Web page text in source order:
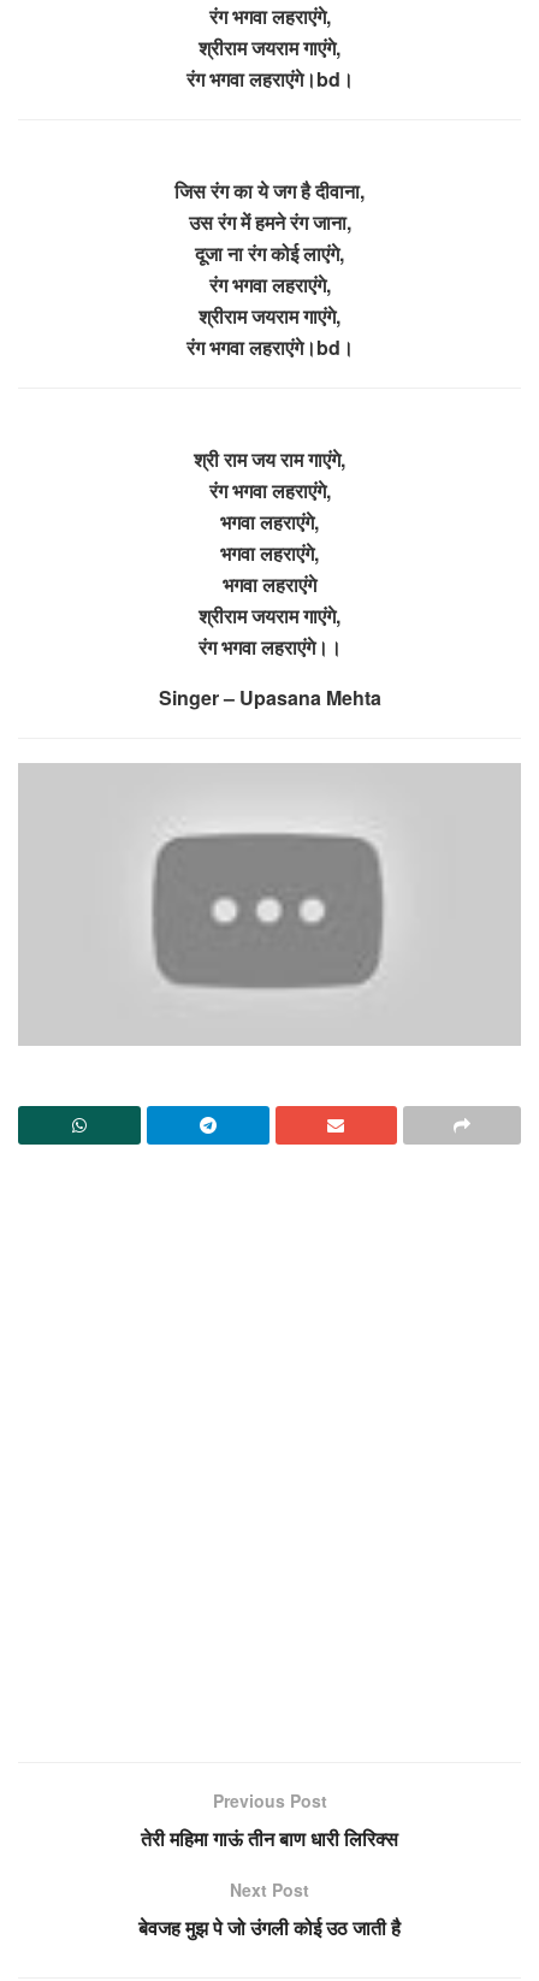
रंग भगवा लहराएंगे,
श्रीराम जयराम गाएंगे,
रंग भगवा लहराएंगे।bd।
जिस रंग का ये जग है दीवाना,
उस रंग में हमने रंग जाना,
दूजा ना रंग कोई लाएंगे,
रंग भगवा लहराएंगे,
श्रीराम जयराम गाएंगे,
रंग भगवा लहराएंगे।bd।
श्री राम जय राम गाएंगे,
रंग भगवा लहराएंगे,
भगवा लहराएंगे,
भगवा लहराएंगे,
भगवा लहराएंगे
श्रीराम जयराम गाएंगे,
रंग भगवा लहराएंगे।।
Singer – Upasana Mehta
Previous Post
तेरी महिमा गाऊं तीन बाण धारी लिरिक्स
Next Post
बेवजह मुझ पे जो उंगली कोई उठ जाती है